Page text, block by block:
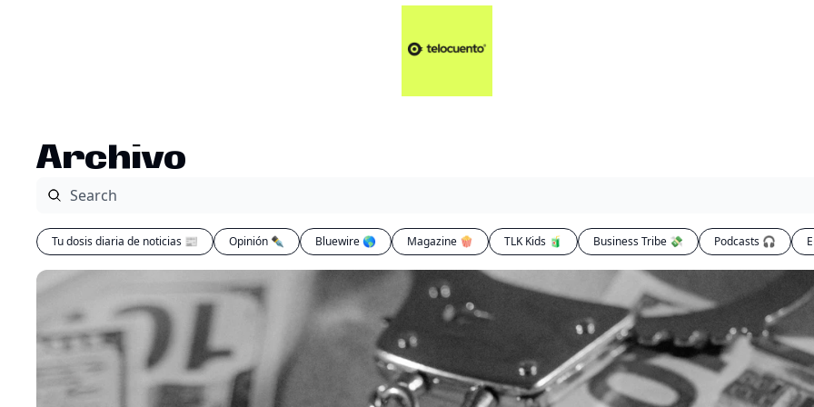
Archivo
Tu dosis diaria de noticias 📰 Opinión ✒️ Bluewire 🌎 Magazine 🍿 TLK Kids 🧃 Business Tribe 💸 Podcasts 🎧